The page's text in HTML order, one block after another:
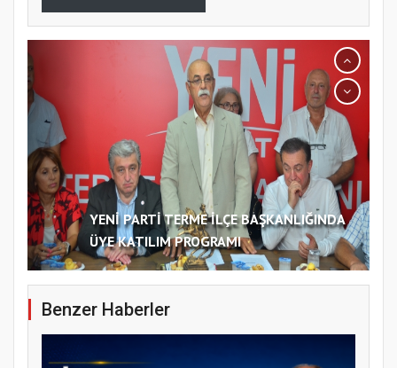
YENİ PARTİ TERME İLÇE BAŞKANLIĞINDA
ÜYE KATILIM PROGRAMI
Benzer Haberler